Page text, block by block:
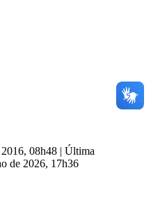
08h48 | Última
de 2026, 17h36